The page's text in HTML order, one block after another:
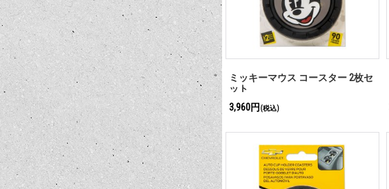
ミッキーマウス コースター 2枚セ
ット
3,960円 (税込)